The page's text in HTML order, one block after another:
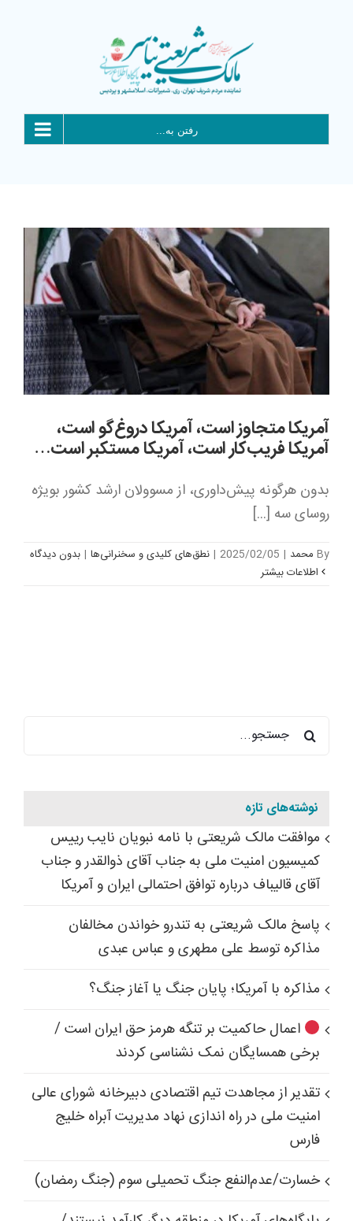
رفتن به...
آمریکا متجاوز است، آمریکا دروغ‌گو است،
آمریکا فریب‌کار است، آمریکا مستکبر است…
بدون هرگونه پیش‌داوری، از مسوولان ارشد کشور بویژه
روسای سه [...]
By محمد |
2025/02/05
| نطق‌های کلیدی و سخنرانی‌ها | بدون ديدگاه
اطلاعات بیشتر
جستجو
برای:
نوشته‌های تازه
موافقت مالک شریعتی با نامه نبویان نایب رییس
کمیسیون امنیت ملی به جناب آقای ذوالقدر و جناب
آقای قالیباف درباره توافق احتمالی ایران و آمریکا
پاسخ مالک شریعتی به تندرو خواندن مخالفان
مذاکره توسط علی مطهری و عباس عبدی
مذاکره با آمریکا؛ پایان جنگ یا آغاز جنگ؟
اعمال حاکمیت بر تنگه هرمز حق ایران است /
برخی همسایگان نمک نشناسی کردند
تقدیر از مجاهدت تیم اقتصادی دبیرخانه شورای عالی
امنیت ملی در راه اندازی نهاد مدیریت آبراه خلیج
فارس
خسارت/عدم‌النفع جنگ تحمیلی سوم (جنگ رمضان)